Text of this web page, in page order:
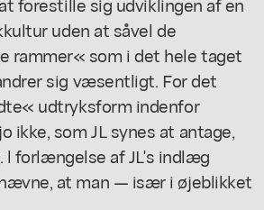
uden at såvel de
rammer« som i det hele taget
sig væsentligt. For det
udtryksform indenfor
ikke, som JL synes at antage,
forlængelse af JL's indlæg
at man — især i øjeblikket